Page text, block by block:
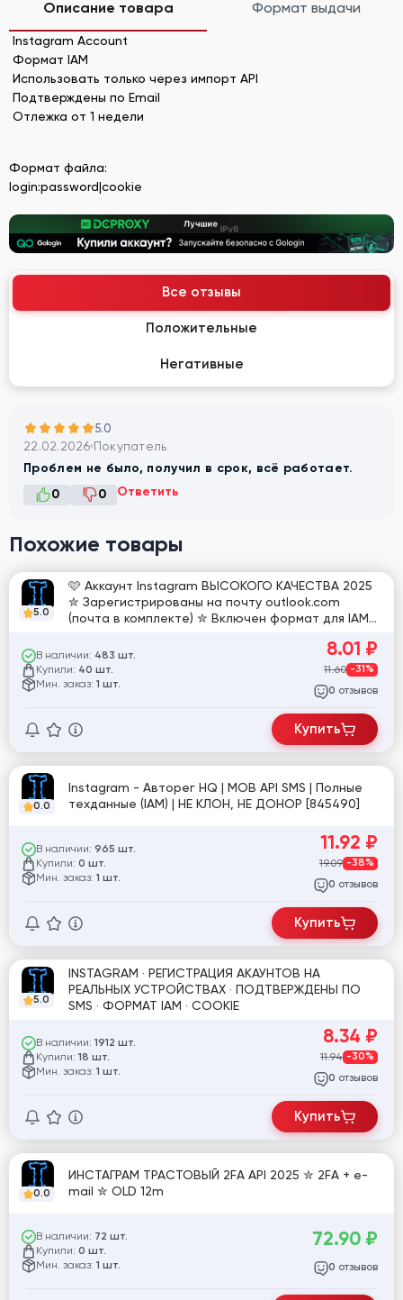
Описание товара Формат выдачи
Instagram Account
Формат IAM
Использовать только через импорт API
Подтверждены по Email
Отлежка от 1 недели
Формат файла:
login:password|cookie
Все отзывы
Положительные
Негативные
5.0
22.02.2026 Покупатель
Проблем не было, получил в срок, всё работает.
0
0 Ответить
Похожие товары
5.0
🩷 Аккаунт Instagram ВЫСОКОГО КАЧЕСТВА 2025
✮ Зарегистрированы на почту outlook.com
(почта в комплекте) ✮ Включен формат для IAM
В наличии: 483 шт.
Купили: 40 шт.
Мин. заказ: 1 шт.
8.01 ₽
11.60 -31%
0 отзывов
Купить
0.0
Instagram - Авторег HQ | MOB API SMS | Полные
техданные (IAM) | НЕ КЛОН, НЕ ДОНОР [845490]
В наличии: 965 шт.
Купили: 0 шт.
Мин. заказ: 1 шт.
11.92 ₽
19.09 -38%
0 отзывов
Купить
5.0
INSTAGRAM · РЕГИСТРАЦИЯ АКАУНТОВ НА
РЕАЛЬНЫХ УСТРОЙСТВАХ · ПОДТВЕРЖДЕНЫ ПО
SMS · ФОРМАТ IAM · COOKIE
В наличии: 1912 шт.
Купили: 18 шт.
Мин. заказ: 1 шт.
8.34 ₽
11.94 -30%
0 отзывов
Купить
0.0
ИНСТАГРАМ ТРАСТОВЫЙ 2FA API 2025 ✮ 2FA + e-
mail ✮ OLD 12m
В наличии: 72 шт.
Купили: 0 шт.
Мин. заказ: 1 шт.
72.90 ₽
0 отзывов